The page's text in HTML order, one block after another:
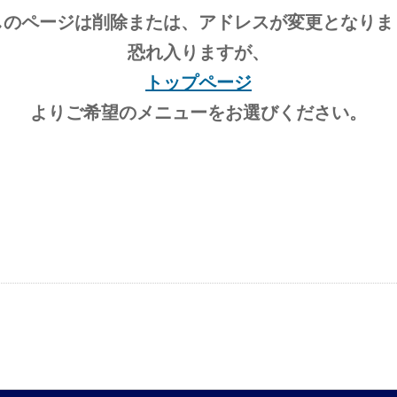
ページは削除または、アドレスが変更となり
恐れ入りますが、
トップページ
よりご希望のメニューをお選びください。